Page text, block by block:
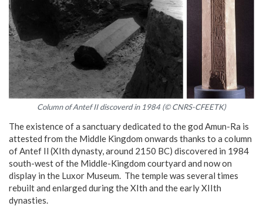
Column of Antef II discoverd in 1984 (© CNRS-CFEETK)
The existence of a sanctuary dedicated to the god Amun-Ra is
attested from the Middle Kingdom onwards thanks to a column
of Antef Il (XIth dynasty, around 2150 BC) discovered in 1984
south-west of the Middle-Kingdom courtyard and now on
display in the Luxor Museum. The temple was several times
rebuilt and enlarged during the XIth and the early XIIth
dynasties.